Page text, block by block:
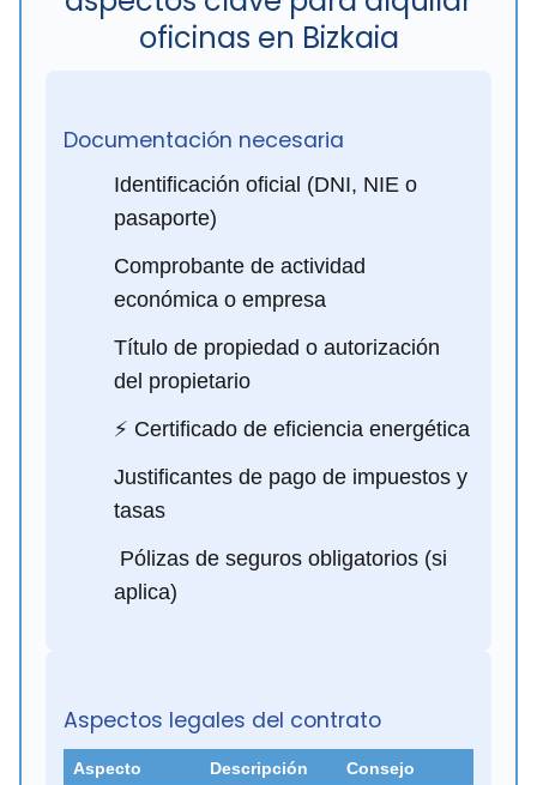
oficinas en Bizkaia
Documentación necesaria
Identificación oficial (DNI, NIE o
pasaporte)
Comprobante de actividad
económica o empresa
Título de propiedad o autorización
del propietario
⚡ Certificado de eficiencia energética
Justificantes de pago de impuestos y
tasas
️ Pólizas de seguros obligatorios (si
aplica)
Aspectos legales del contrato
Aspecto Descripción Consejo